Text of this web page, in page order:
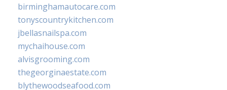
birminghamautocare.com
tonyscountrykitchen.com
jbellasnailspa.com
mychaihouse.com
alvisgrooming.com
thegeorginaestate.com
blythewoodseafood.com